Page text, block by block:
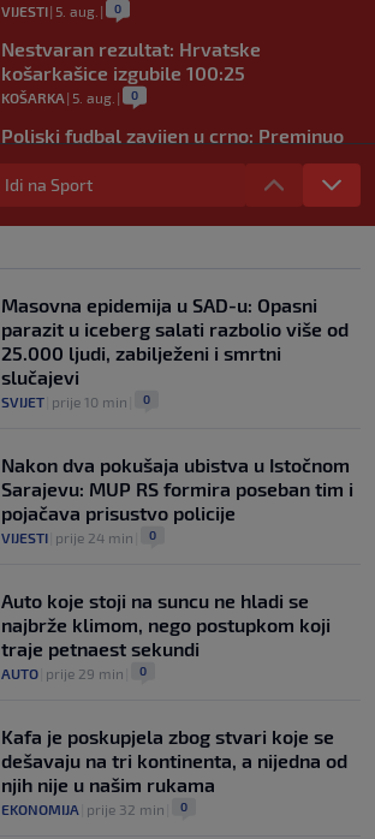
VIJESTI| 5. aug. | 0
Nestvaran rezultat: Hrvatske
košarkašice izgubile 100:25
KOŠARKA | 5. aug. | 0
Poljski fudbal zavijen u crno: Preminuo
legendarni golman u 44. godini života
NOGOMET|5. aug.
Neymar totalno pogubio živce: Asistirao
Idi na Sport
Masovna epidemija u SAD-u: Opasni
parazit u iceberg salati razbolio više od
25.000 ljudi, zabilježeni i smrtni
slučajevi
SVIJET prije 10 min 0
Nakon dva pokušaja ubistva u Istočnom
Sarajevu: MUP RS formira poseban tim i
pojačava prisustvo policije
VIJESTI prije 24 min 0
Auto koje stoji na suncu ne hladi se
najbrže klimom, nego postupkom koji
traje petnaest sekundi
AUTO prije 29 min 0
Kafa je poskupjela zbog stvari koje se
dešavaju na tri kontinenta, a nijedna od
njih nije u našim rukama
EKONOMIJA prije 32 min 0